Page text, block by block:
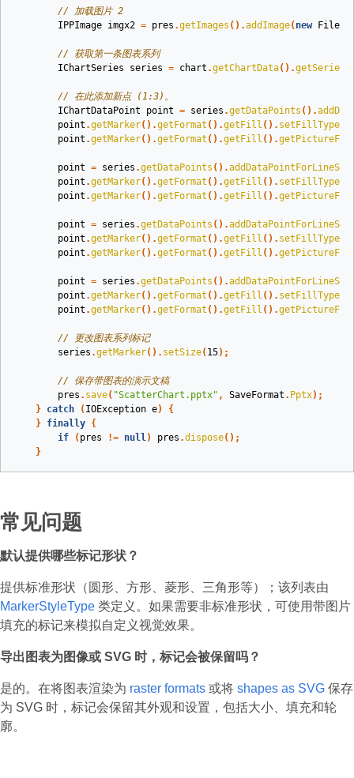
// 加载图片 2
IPPImage imgx2 = pres .getImages ().addImage( new
// 获取第一条图表系列
IChartSeries
series = chart .getChartData().getSeries
// 在此添加新点 (1:3)。
IChartDataPoint
point = series .getDataPoints ().
point .getMarker().getFormat ().getFill (). setFillType
point .getMarker().getFormat ().getFill ().
point = series .getDataPoints ().
point .getMarker().getFormat ().getFill (). setFillType
point .getMarker().getFormat ().getFill ().
point = series .getDataPoints ().
point .getMarker().getFormat ().getFill (). setFillType
point .getMarker().getFormat ().getFill ().
point = series .getDataPoints ().
point .getMarker().getFormat ().getFill (). setFillType
point .getMarker().getFormat ().getFill ().
// 更改图表系列标记
series .getMarker(). setSize( 15);
// 保存带图表的演示文稿
pres . save( "ScatterChart.pptx" , SaveFormat . Pptx);
} catch ( IOException e)
{
} finally {
if
( pres != null) pres .dispose();
}
常见问题
默认提供哪些标记形状？
提供标准形状（圆形、方形、菱形、三角形等）；该列表由
MarkerStyleType 类定义。如果需要非标准形状，可使用带图片
填充的标记来模拟自定义视觉效果。
导出图表为图像或 SVG 时，标记会被保留吗？
是的。在将图表渲染为 raster formats 或将 shapes as SVG 保存
为 SVG 时，标记会保留其外观和设置，包括大小、填充和轮
廓。